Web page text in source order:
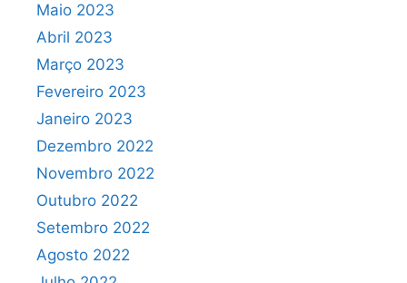
Maio 2023
Abril 2023
Março 2023
Fevereiro 2023
Janeiro 2023
Dezembro 2022
Novembro 2022
Outubro 2022
Setembro 2022
Agosto 2022